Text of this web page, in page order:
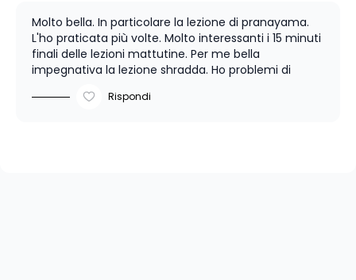
Molto bella. In particolare la lezione di pranayama.
L'ho praticata più volte. Molto interessanti i 15 minuti
finali delle lezioni mattutine. Per me bella
impegnativa la lezione shradda. Ho problemi di
focus si spostava sul dolore. Ma senz'altro la
Rispondi